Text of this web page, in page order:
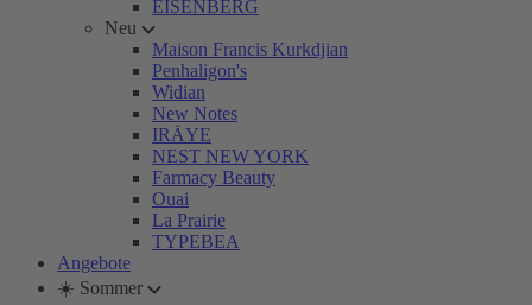
EISENBERG
Neu
Maison Francis Kurkdjian
Penhaligon's
Widian
New Notes
IRÄYE
NEST NEW YORK
Farmacy Beauty
Ouai
La Prairie
TYPEBEA
Angebote
☀️ Sommer